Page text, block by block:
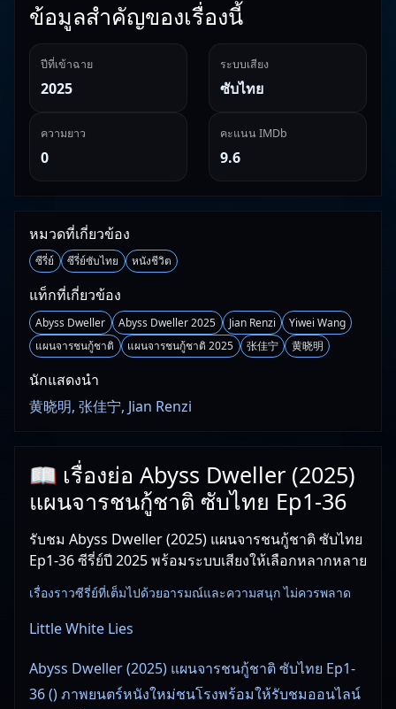
ข้อมูลสำคัญของเรื่องนี้
ปีที่เข้าฉาย
2025
ระบบเสียง
ซับไทย
ความยาว
0
คะแนน IMDb
9.6
หมวดที่เกี่ยวข้อง
ซีรี่ย์ ซีรี่ย์ซับไทย หนังชีวิต
แท็กที่เกี่ยวข้อง
Abyss Dweller Abyss Dweller 2025 Jian Renzi
Yiwei Wang
แผนจารชนกู้ชาติ
แผนจารชนกู้ชาติ 2025 张佳宁 黄晓明
นักแสดงนำ
黄晓明, 张佳宁, Jian Renzi
📖 เรื่องย่อ Abyss Dweller (2025)
แผนจารชนกู้ชาติ ซับไทย Ep1-36
รับชม Abyss Dweller (2025) แผนจารชนกู้ชาติ ซับไทย
Ep1-36 ซีรี่ย์ปี 2025 พร้อมระบบเสียงให้เลือกหลากหลาย
เรื่องราวซีรี่ย์ที่เต็มไปด้วยอารมณ์และความสนุก ไม่ควรพลาด
Little White Lies
Abyss Dweller (2025) แผนจารชนกู้ชาติ ซับไทย Ep1-
36 () ภาพยนตร์หนังใหม่ชนโรงพร้อมให้รับชมออนไลน์